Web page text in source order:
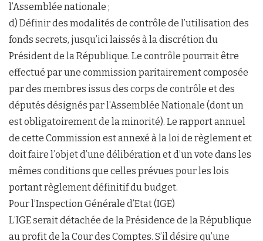
l’Assemblée nationale ;
d) Définir des modalités de contrôle de l’utilisation des
fonds secrets, jusqu’ici laissés à la discrétion du
Président de la République. Le contrôle pourrait être
effectué par une commission paritairement composée
par des membres issus des corps de contrôle et des
députés désignés par l’Assemblée Nationale (dont un
est obligatoirement de la minorité). Le rapport annuel
de cette Commission est annexé à la loi de règlement et
doit faire l’objet d’une délibération et d’un vote dans les
mêmes conditions que celles prévues pour les lois
portant règlement définitif du budget.
Pour l’Inspection Générale d’Etat (IGE)
L’IGE serait détachée de la Présidence de la République
au profit de la Cour des Comptes. S’il désire qu’une